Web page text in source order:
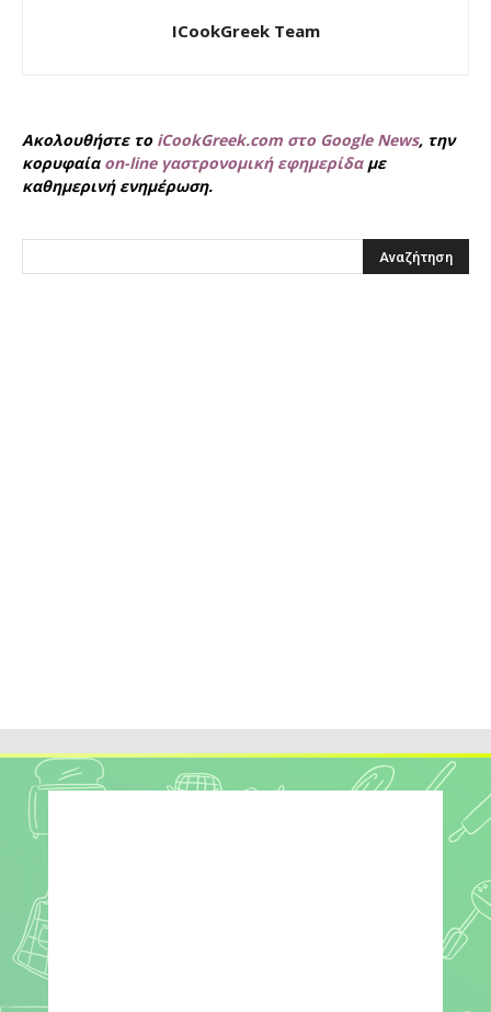
ICookGreek Team
Ακολουθήστε το iCookGreek.com στο Google News, την
κορυφαία on-line γαστρονομική εφημερίδαμε
καθημερινή ενημέρωση.